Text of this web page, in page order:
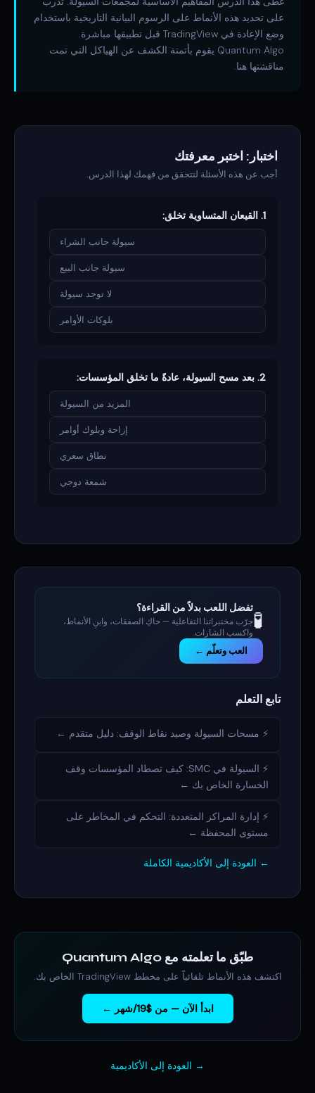
على تحديد هذه الأنماط على الرسوم البيانية التاريخية باستخدام
وضع الإعادة في TradingView قبل تطبيقها مباشرة.
Quantum Algo يقوم بأتمتة الكشف عن الهياكل التي تمت
مناقشتها هنا.
اختبار: اختبر معرفتك
أجب عن هذه الأسئلة لتتحقق من فهمك لهذا الدرس.
1. القيعان المتساوية تخلق:
سيولة جانب الشراء
سيولة جانب البيع
لا توجد سيولة
بلوكات الأوامر
2. بعد مسح السيولة، عادةً ما تخلق المؤسسات:
المزيد من السيولة
إزاحة وبلوك أوامر
نطاق سعري
شمعة دوجي
🧪تفضل اللعب بدلاً من القراءة؟
جرّب مختبراتنا التفاعلية — حاكِ الصفقات، وابنِ الأنماط،
واكسب الشارات.
العب وتعلّم ←
تابع التعلم
⚡ مسحات السيولة وصيد نقاط الوقف: دليل متقدم ←
⚡ السيولة في SMC: كيف تصطاد المؤسسات وقف
الخسارة الخاص بك ←
⚡ إدارة المراكز المتعددة: التحكم في المخاطر على
مستوى المحفظة ←
← العودة إلى الأكاديمية الكاملة
طبّق ما تعلمته مع Quantum Algo
اكتشف هذه الأنماط تلقائياً على مخطط TradingView الخاص بك.
ابدأ الآن — من $19/شهر ←
→ العودة إلى الأكاديمية